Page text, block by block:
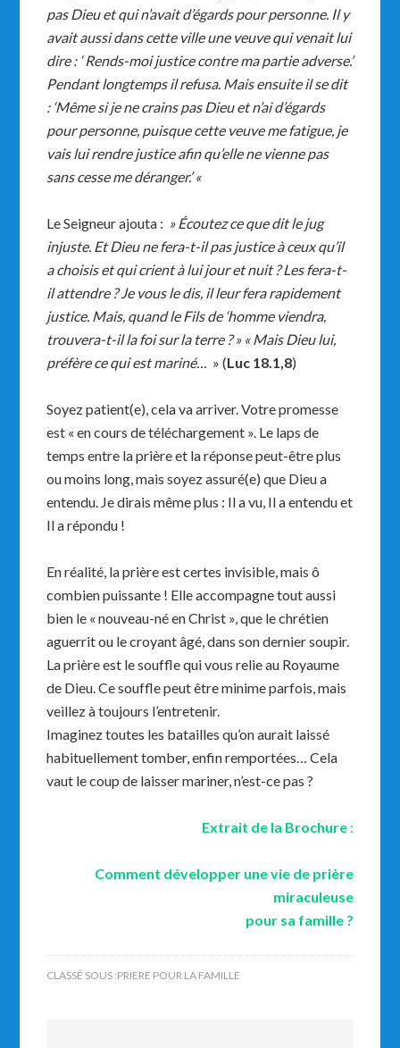
pas Dieu et qui n’avait d’égards pour personne. Il y
avait aussi dans cette ville une veuve qui venait lui
dire : ‘ Rends-moi justice contre ma partie adverse.’
Pendant longtemps il refusa. Mais ensuite il se dit
: ‘Même si je ne crains pas Dieu et n’ai d’égards
pour personne, puisque cette veuve me fatigue, je
vais lui rendre justice afin qu’elle ne vienne pas
sans cesse me déranger.’ «
Le Seigneur ajouta : » Écoutez ce que dit le jug
injuste. Et Dieu ne fera-t-il pas justice à ceux qu’il
a choisis et qui crient à lui jour et nuit ? Les fera-t-
il attendre ? Je vous le dis, il leur fera rapidement
justice. Mais, quand le Fils de ‘homme viendra,
trouvera-t-il la foi sur la terre ? » « Mais Dieu lui,
préfère ce qui est mariné… » (Luc 18.1,8)
Soyez patient(e), cela va arriver. Votre promesse
est « en cours de téléchargement ». Le laps de
temps entre la prière et la réponse peut-être plus
ou moins long, mais soyez assuré(e) que Dieu a
entendu. Je dirais même plus : Il a vu, Il a entendu et
Il a répondu !
En réalité, la prière est certes invisible, mais ô
combien puissante ! Elle accompagne tout aussi
bien le « nouveau-né en Christ », que le chrétien
aguerrit ou le croyant âgé, dans son dernier soupir.
La prière est le souffle qui vous relie au Royaume
de Dieu. Ce souffle peut être minime parfois, mais
veillez à toujours l’entretenir.
Imaginez toutes les batailles qu’on aurait laissé
habituellement tomber, enfin remportées… Cela
vaut le coup de laisser mariner, n’est-ce pas ?
Extrait de la Brochure :
Comment développer une vie de prière
miraculeuse
pour sa famille ?
CLASSÉ SOUS :PRIERE POUR LA FAMILLE